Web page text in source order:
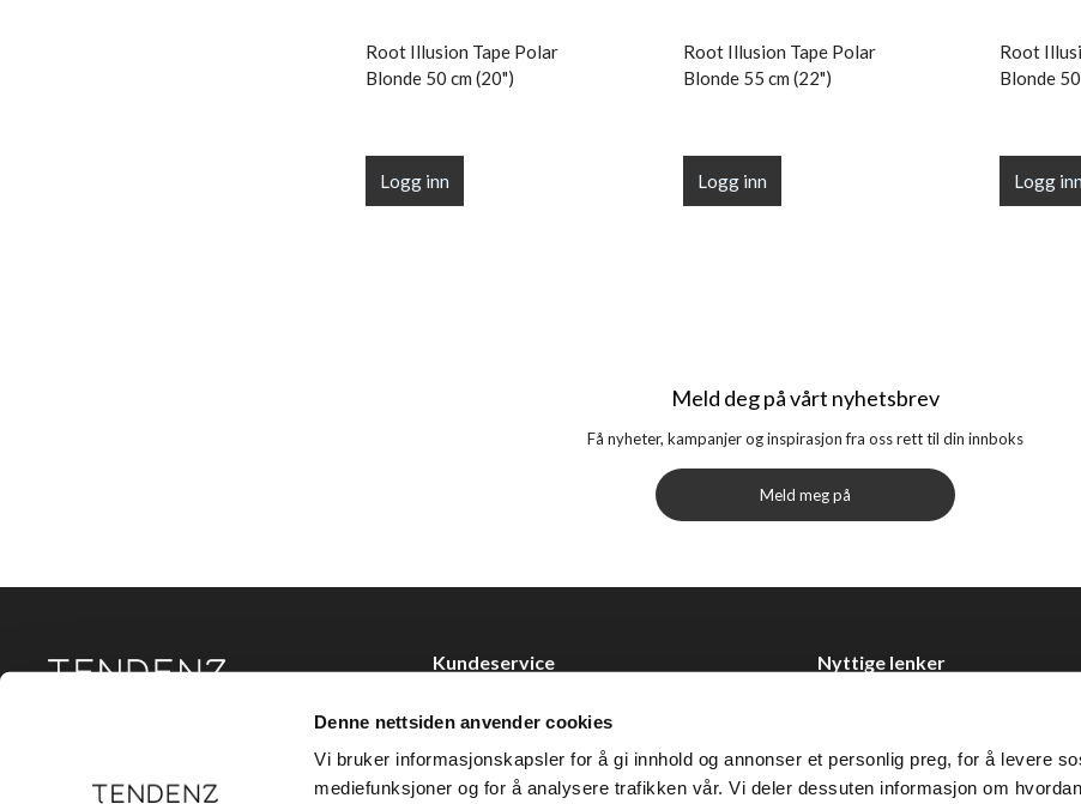
Denne nettsiden anvender cookies
Vi bruker informasjonskapsler for å gi innhold og annonser et personlig preg, for å levere
mediefunksjoner og for å analysere trafikken vår. Vi deler dessuten informasjon om
Root Illusion Tape Polar
Blonde 50 cm (20")
Logg inn
Root Illusion Tape Polar
Blonde 55 cm (22")
Logg inn
Root
Blonde
Logg inn
Meld deg på vårt nyhetsbrev
Få nyheter, kampanjer og inspirasjon fra oss rett til din innboks
Meld meg på
Tendenz Hårpleie AS er en solid totalleverandør av
eksklusive merker og profesjonelle produkter til
Kundeservice
Kjøpsvilkår
Personvern
Nyttige lenker
Åpenhetsloven